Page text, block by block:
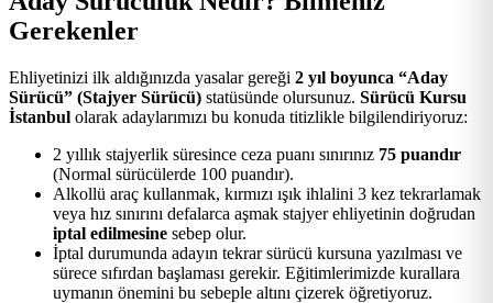
Gerekenler
Ehliyetinizi ilk aldığınızda yasalar gereği 2 yıl boyunca “Aday
Sürücü” (Stajyer Sürücü) statüsünde olursunuz. Sürücü Kursu
İstanbul olarak adaylarımızı bu konuda titizlikle bilgilendiriyoruz:
2 yıllık stajyerlik süresince ceza puanı sınırınız 75 puandır
(Normal sürücülerde 100 puandır).
Alkollü araç kullanmak, kırmızı ışık ihlalini 3 kez tekrarlamak
veya hız sınırını defalarca aşmak stajyer ehliyetinin doğrudan
iptal edilmesine sebep olur.
İptal durumunda adayın tekrar sürücü kursuna yazılması ve
sürece sıfırdan başlaması gerekir. Eğitimlerimizde kurallara
uymanın önemini bu sebeple altını çizerek öğretiyoruz.